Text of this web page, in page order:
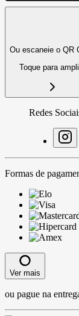
Ou escaneie o QR
Toque para
Redes
Formas de
Ver mais
ou pague na